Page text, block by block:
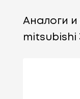
Аналоги
mitsubishi